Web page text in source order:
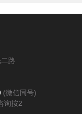
路
(微信同号)
询按2